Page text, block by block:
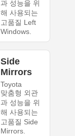
과 성능을 위
해 사용되는
고품질 Left
Windows.
Side
Mirrors
Toyota
맞춤형 외관
과 성능을 위
해 사용되는
고품질 Side
Mirrors.